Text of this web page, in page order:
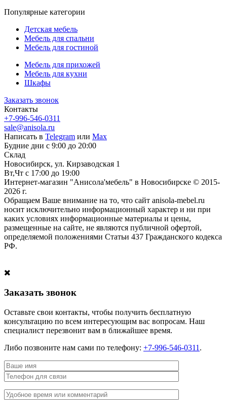
Популярные категории
Детская мебель
Мебель для спальни
Мебель для гостиной
Мебель для прихожей
Мебель для кухни
Шкафы
Заказать звонок
Контакты
+7-996-546-0311
sale@anisola.ru
Написать в Telegram или Max
Будние дни с 9:00 до 20:00
Склад
Новосибирск, ул. Кирзаводская 1
Вт,Чт с 17:00 до 19:00
Интернет-магазин "Анисола'мебель" в Новосибирске © 2015-
2026 г.
Обращаем Ваше внимание на то, что сайт anisola-mebel.ru
носит исключительно информационный характер и ни при
каких условиях информационные материалы и цены,
размещенные на сайте, не являются публичной офертой,
определяемой положениями Статьи 437 Гражданского кодекса
РФ.
Заказать звонок
Оставьте свои контакты, чтобы получить бесплатную
консультацию по всем интересующим вас вопросам. Наш
специалист перезвонит вам в ближайшее время.
Либо позвоните нам сами по телефону: +7-996-546-0311 .